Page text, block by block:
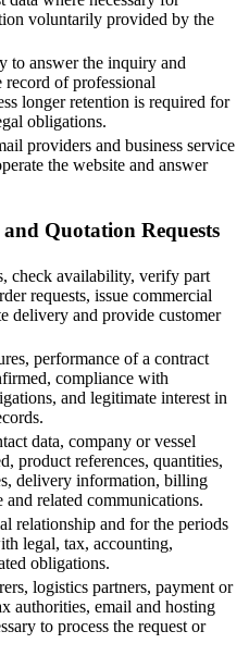
voluntarily provided by the
to answer the inquiry and
record of professional
longer retention is required for
obligations.
providers and business service
the website and answer
Quotation Requests
check availability, verify part
requests, issue commercial
delivery and provide customer
performance of a contract
compliance with
and legitimate interest in
data, company or vessel
product references, quantities,
delivery information, billing
and related communications.
relationship and for the periods
legal, tax, accounting,
obligations.
logistics partners, payment or
authorities, email and hosting
to process the request or